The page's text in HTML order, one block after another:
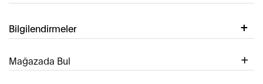
Bilgilendirmeler
Mağazada Bul